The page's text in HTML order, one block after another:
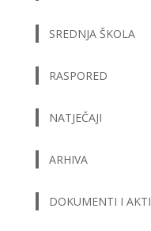
SREDNJA ŠKOLA
RASPORED
NATJEČAJI
ARHIVA
DOKUMENTI I AKTI